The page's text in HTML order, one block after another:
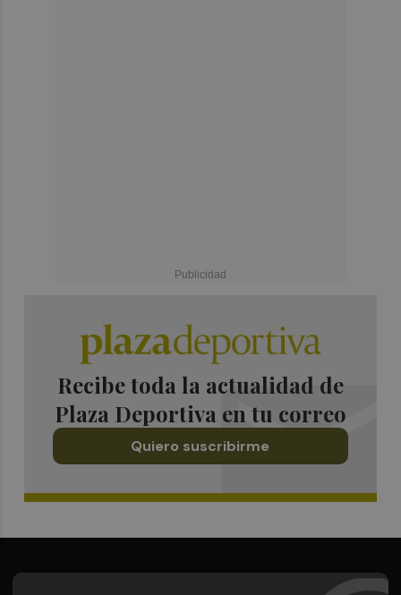
Recibe toda la actualidad de
Plaza Deportiva en tu correo
Quiero suscribirme